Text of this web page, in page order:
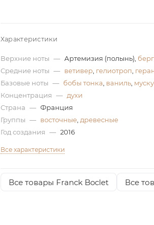
Характеристики
Верхние ноты — Артемизия (полынь),
Средние ноты — ветивер, гелиотроп
Базовые ноты — бобы тонка ваниль,
Концентрация — духи
Страна — Франция
Группы — восточные, древесные
Год создания — 2016
Все характеристики
Все товары Franck Boclet Все